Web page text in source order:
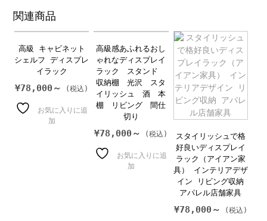
関連商品
高級 キャビネット
シェルフ ディスプレ
イラック
¥78,000～
お気に入りに追
加
高級感あふれるおし
ゃれなディスプレイ
ラック スタンド
収納棚 光沢 スタ
イリッシュ 酒 本
棚 リビング 間仕
切り
¥78,000～
お気に入りに追
加
スタイリッシュで格
好良いディスプレイ
ラック（アイアン家
具） インテリアデザ
イン リビング収納
アパレル店舗家具
¥78,000～